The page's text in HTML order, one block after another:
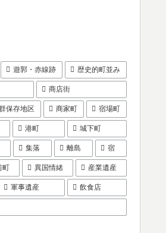
遊郭・赤線跡 歴史的町並み
商店街
保存地区 商家町 宿場町
港町 城下町
集落 離島 宿
町 異国情緒 産業遺産
軍事遺産 飲食店